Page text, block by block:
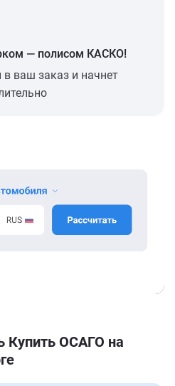
— полисом КАСКО!
ваш заказ и начнет
ОСАГО на